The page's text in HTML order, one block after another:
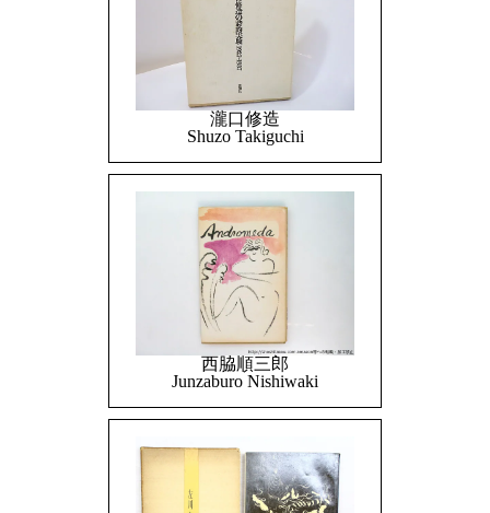
瀧口修造
Shuzo Takiguchi
西脇順三郎
Junzaburo Nishiwaki